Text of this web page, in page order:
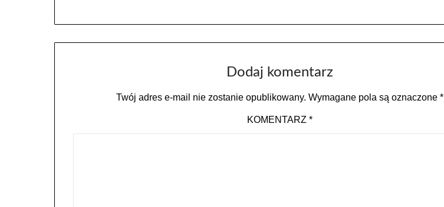
Dodaj komentarz
Twój adres e-mail nie zostanie opublikowany. Wymagane pola są oznaczone*
KOMENTARZ*